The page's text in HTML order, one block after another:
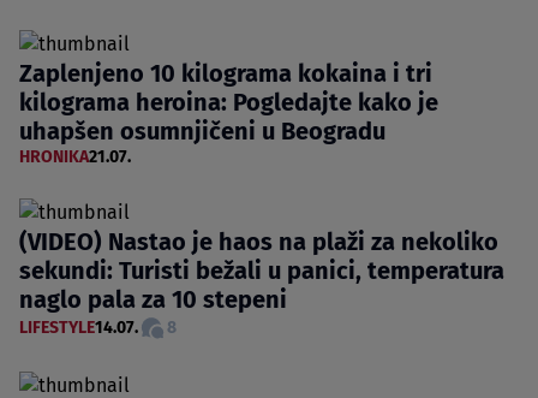
Zaplenjeno 10 kilograma kokaina i tri
kilograma heroina: Pogledajte kako je
uhapšen osumnjičeni u Beogradu
HRONIKA21.07.
(VIDEO) Nastao je haos na plaži za nekoliko
sekundi: Turisti bežali u panici, temperatura
naglo pala za 10 stepeni
LIFESTYLE14.07. 8